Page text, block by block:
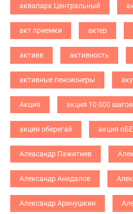
аквапарк Центральный
акт приемки актер
активв активность
активные пенсионеры
Акция акция 10 000 шагов
акция оберегай акция
Алеасандр Пажитнев
Александр Анидалов
Александр Аринушкин